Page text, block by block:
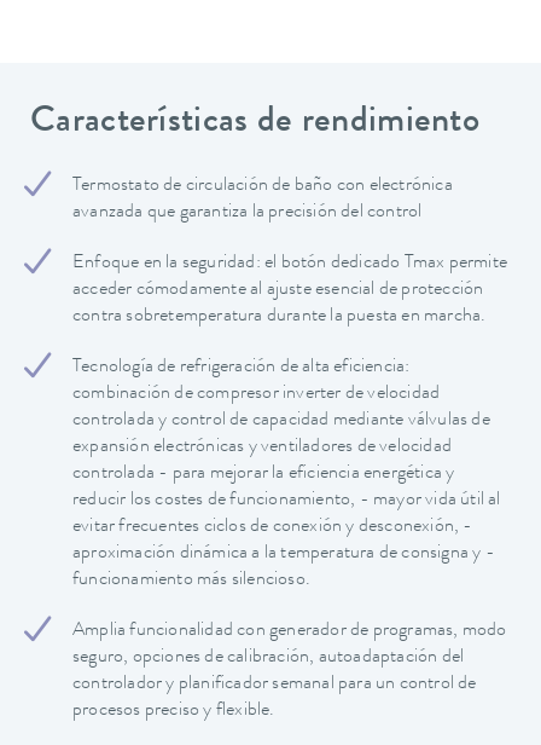
Características de rendimiento
Termostato de circulación de baño con electrónica
avanzada que garantiza la precisión del control
Enfoque en la seguridad: el botón dedicado Tmax permite
acceder cómodamente al ajuste esencial de protección
contra sobretemperatura durante la puesta en marcha.
Tecnología de refrigeración de alta eficiencia:
combinación de compresor inverter de velocidad
controlada y control de capacidad mediante válvulas de
expansión electrónicas y ventiladores de velocidad
controlada - para mejorar la eficiencia energética y
reducir los costes de funcionamiento, - mayor vida útil al
evitar frecuentes ciclos de conexión y desconexión, -
aproximación dinámica a la temperatura de consigna y -
funcionamiento más silencioso.
Amplia funcionalidad con generador de programas, modo
seguro, opciones de calibración, autoadaptación del
controlador y planificador semanal para un control de
procesos preciso y flexible.